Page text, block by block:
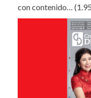
con contenido…